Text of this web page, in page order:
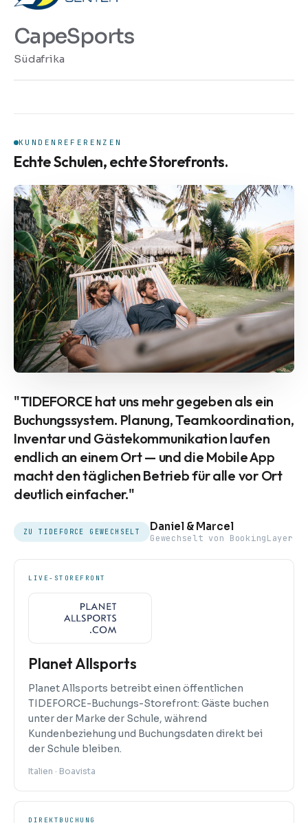
CapeSports
Südafrika
KUNDENREFERENZEN
Echte Schulen, echte Storefronts.
"TIDEFORCE hat uns mehr gegeben als ein
Buchungssystem. Planung, Teamkoordination,
Inventar und Gästekommunikation laufen
endlich an einem Ort — und die Mobile App
macht den täglichen Betrieb für alle vor Ort
deutlich einfacher."
ZU TIDEFORCE GEWECHSELT Daniel & Marcel
Gewechselt von BookingLayer
LIVE-STOREFRONT
Planet Allsports
Planet Allsports betreibt einen öffentlichen
TIDEFORCE-Buchungs-Storefront: Gäste buchen
unter der Marke der Schule, während
Kundenbeziehung und Buchungsdaten direkt bei
der Schule bleiben.
Italien · Boavista
DIREKTBUCHUNG